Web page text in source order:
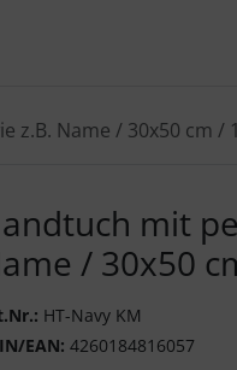
Name / 30x50 cm /
mit
/ 30x50
HT-Navy KM
EAN: 4260184816057
zwischen den Bildern